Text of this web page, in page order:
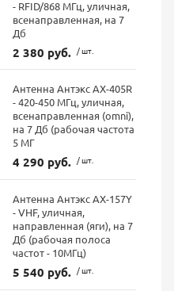
- RFID/868 МГц, уличная,
всенаправленная, на 7
Дб
2 380 руб. / шт.
Антенна Антэкс AX-405R
- 420-450 МГц, уличная,
всенаправленная (omni),
на 7 Дб (рабочая частота
5 МГ
4 290 руб. / шт.
Антенна Антэкс AX-157Y
- VHF, уличная,
направленная (яги), на 7
Дб (рабочая полоса
частот - 10МГц)
5 540 руб. / шт.